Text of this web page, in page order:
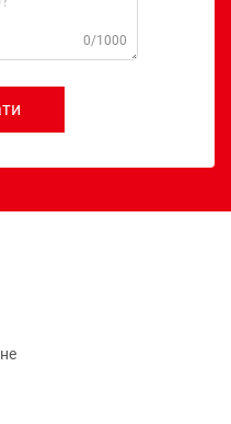
0/1000